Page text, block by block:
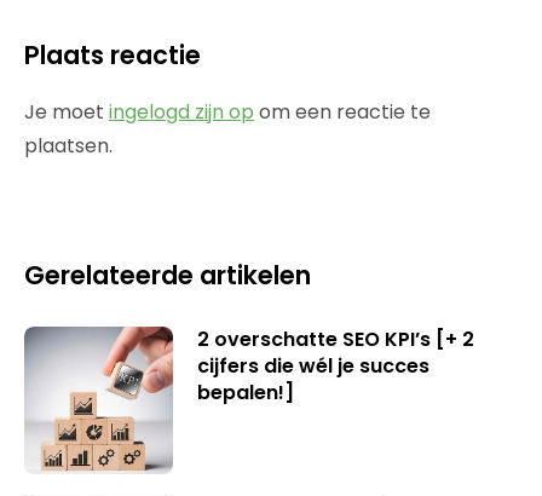
Plaats reactie
Je moet ingelogd zijn op om een reactie te
plaatsen.
Gerelateerde artikelen
2 overschatte SEO KPI’s [+ 2
cijfers die wél je succes
bepalen!]